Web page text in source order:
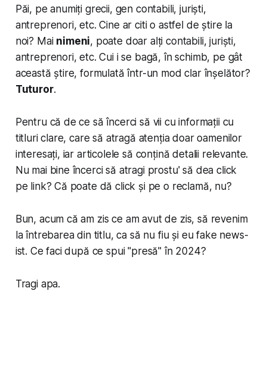
Păi, pe anumiți grecii, gen contabili, juriști,
antreprenori, etc. Cine ar citi o astfel de știre la
noi? Mai nimeni, poate doar alți contabili, juriști,
antreprenori, etc. Cui i se bagă, în schimb, pe gât
această știre, formulată într-un mod clar înșelător?
Tuturor.
Pentru că de ce să încerci să vii cu informații cu
titluri clare, care să atragă atenția doar oamenilor
interesați, iar articolele să conțină detalii relevante.
Nu mai bine încerci să atragi prostu' să dea click
pe link? Că poate dă click și pe o reclamă, nu?
Bun, acum că am zis ce am avut de zis, să revenim
la întrebarea din titlu, ca să nu fiu și eufake news-
ist. Ce faci după ce spui "presă" în 2024?
Tragi apa.